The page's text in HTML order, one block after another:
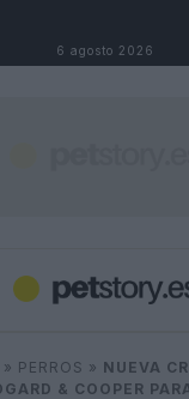
6 agosto 2026
» PERROS » NUEVA
& COOPER